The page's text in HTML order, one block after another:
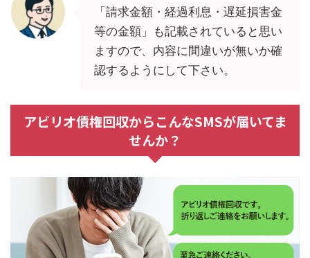
「請求金額・経過利息・遅延損害金
等の金額」も記載されていると思い
ますので、内容に間違いが無いか確
認するようにして下さい。
アビリオ債権回収からこんなSMSが届いてま
せんか？